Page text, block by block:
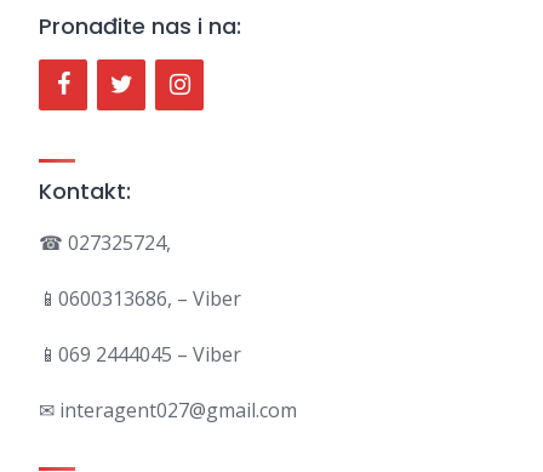
Pronađite nas i na:
Kontakt:
☎ 027325724,
📱0600313686, – Viber
📱069 2444045 – Viber
✉ interagent027@gmail.com